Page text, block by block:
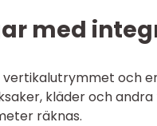
med
och
kläder och
räknas.